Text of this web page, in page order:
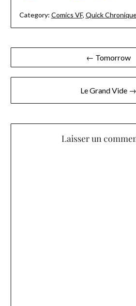
Category: Comics VF, Quick
Navigation
de
← Tomorrow
Le Grand Vide →
Laisser un